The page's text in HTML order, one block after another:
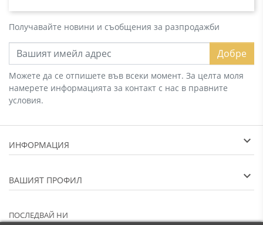
Получавайте новини и съобщения за разпродажби
Добре
Можете да се отпишете във всеки момент. За целта моля
намерете информацията за контакт с нас в правните
условия.
ИНФОРМАЦИЯ
ВАШИЯТ ПРОФИЛ
ПОСЛЕДВАЙ НИ